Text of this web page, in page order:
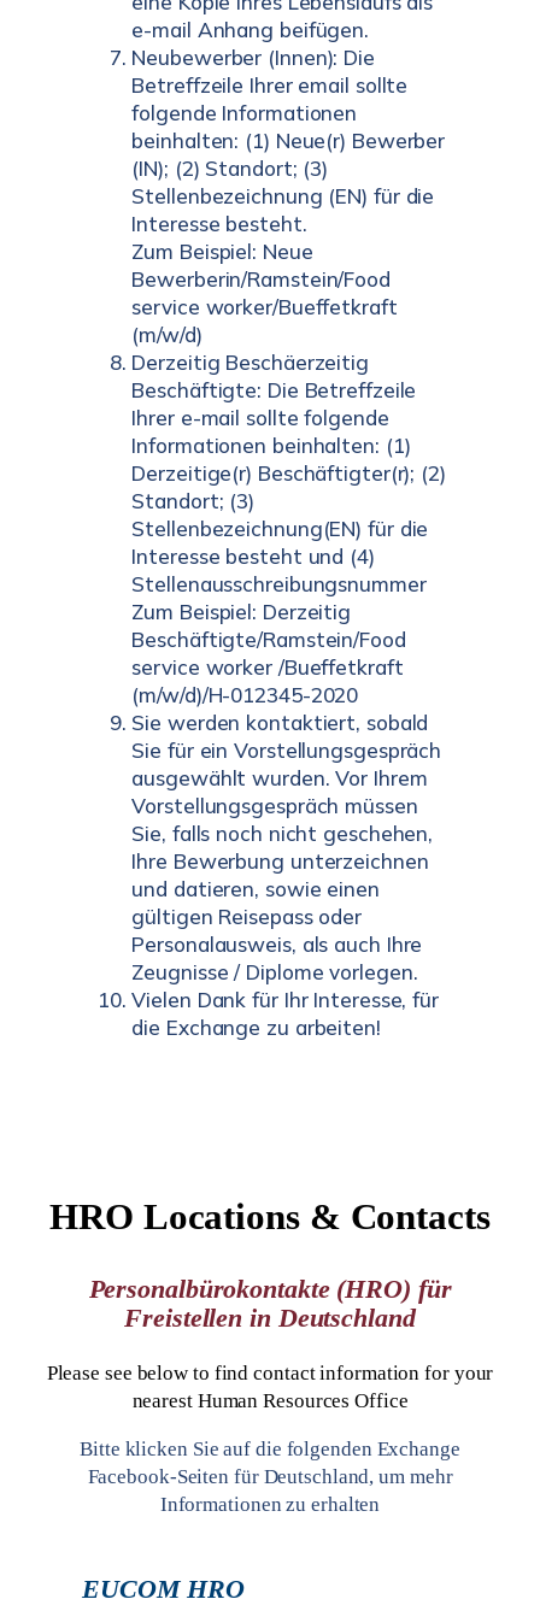
e-mail Anhang beifügen.
Neubewerber (Innen): Die
Betreffzeile Ihrer email sollte
folgende Informationen
beinhalten: (1) Neue(r) Bewerber
(IN); (2) Standort; (3)
Stellenbezeichnung (EN) für die
Interesse besteht.
Zum Beispiel: Neue
Bewerberin/Ramstein/Food
service worker/Bueffetkraft
(m/w/d)
Derzeitig Beschäerzeitig
Beschäftigte: Die Betreffzeile
Ihrer e-mail sollte folgende
Informationen beinhalten: (1)
Derzeitige(r) Beschäftigter(r); (2)
Standort; (3)
Stellenbezeichnung(EN) für die
Interesse besteht und (4)
Stellenausschreibungsnummer
Zum Beispiel: Derzeitig
Beschäftigte/Ramstein/Food
service worker /Bueffetkraft
(m/w/d)/H-012345-2020
Sie werden kontaktiert, sobald
Sie für ein Vorstellungsgespräch
ausgewählt wurden. Vor Ihrem
Vorstellungsgespräch müssen
Sie, falls noch nicht geschehen,
Ihre Bewerbung unterzeichnen
und datieren, sowie einen
gültigen Reisepass oder
Personalausweis, als auch Ihre
Zeugnisse / Diplome vorlegen.
Vielen Dank für Ihr Interesse, für
die Exchange zu arbeiten!
HRO Locations & Contacts
Personalbürokontakte (HRO) für
Freistellen in Deutschland
Please see below to find contact information for your
nearest Human Resources Office
Bitte klicken Sie auf die folgenden Exchange
Facebook-Seiten für Deutschland, um mehr
Informationen zu erhalten
EUCOM HRO